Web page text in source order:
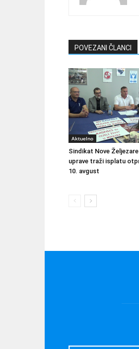
POVEZANI ČLANCI
Aktuelno
Sindikat Nove
uprave traži isplatu
10. avgust